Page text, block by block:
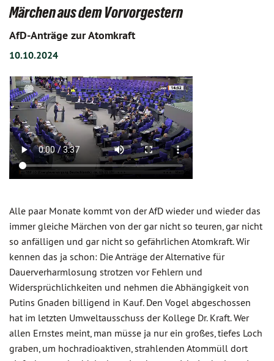
Märchen aus dem Vorvorgestern
AfD-Anträge zur Atomkraft
10.10.2024
Alle paar Monate kommt von der AfD wieder und wieder das
immer gleiche Märchen von der gar nicht so teuren, gar nicht
so anfälligen und gar nicht so gefährlichen Atomkraft. Wir
kennen das ja schon: Die Anträge der Alternative für
Dauerverharmlosung strotzen vor Fehlern und
Widersprüchlichkeiten und nehmen die Abhängigkeit von
Putins Gnaden billigend in Kauf. Den Vogel abgeschossen
hat im letzten Umweltausschuss der Kollege Dr. Kraft. Wer
allen Ernstes meint, man müsse ja nur ein großes, tiefes Loch
graben, um hochradioaktiven, strahlenden Atommüll dort